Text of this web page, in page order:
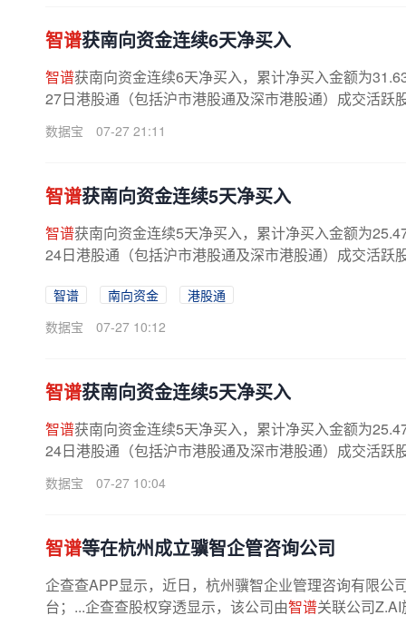
智谱获南向资金连续6天净买入
智谱获南向资金连续6天净买入，累计净买入金额为
27日港股通（包括沪市港股通及深市港股通）成交活跃
数据宝 07-27 21:11
智谱获南向资金连续5天净买入
智谱获南向资金连续5天净买入，累计净买入金额为
24日港股通（包括沪市港股通及深市港股通）成交活跃
智谱 南向资金
港股通
数据宝
07-27 10:12
智谱获南向资金连续5天净买入
智谱获南向资金连续5天净买入，累计净买入金额为
24日港股通（包括沪市港股通及深市港股通）成交活跃
数据宝 07-27 10:04
智谱等在杭州成立骥智企管咨询公司
企查查APP显示，近日，杭州骥智企业管理咨询有限公
台；...企查查股权穿透显示，该公司由智谱关联公司